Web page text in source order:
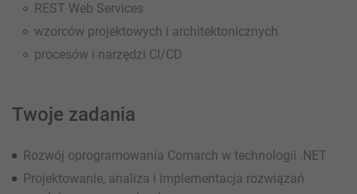
REST Web Services
wzorców projektowych i architektonicznych
procesów i narzędzi CI/CD
Twoje zadania
Rozwój oprogramowania Comarch w technologii .NET
Projektowanie, analiza i implementacja rozwiązań